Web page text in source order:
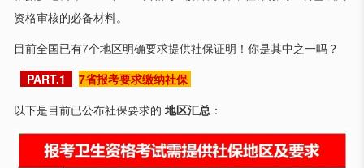
资格审核的必备材料。
目前全国已有7个地区明确要求提供社保证明！你是其中之一吗？
PART.1
7省报考要求缴纳社保
以下是目前已公布社保要求的 地区汇总 ：